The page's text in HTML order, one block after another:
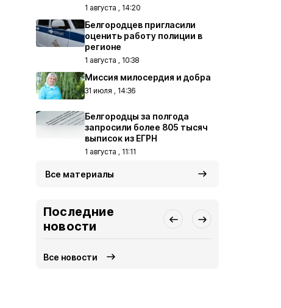
1 августа , 14:20
Белгородцев пригласили
оценить работу полиции в
регионе
1 августа , 10:38
Миссия милосердия и добра
31 июля , 14:36
Белгородцы за полгода
запросили более 805 тысяч
выписок из ЕГРН
1 августа , 11:11
Все материалы
Последние
новости
Все новости